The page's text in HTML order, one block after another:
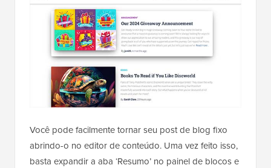
Você pode facilmente tornar seu post de blog fixo
abrindo-o no editor de conteúdo. Uma vez feito isso,
basta expandir a aba ‘Resumo’ no painel de blocos e